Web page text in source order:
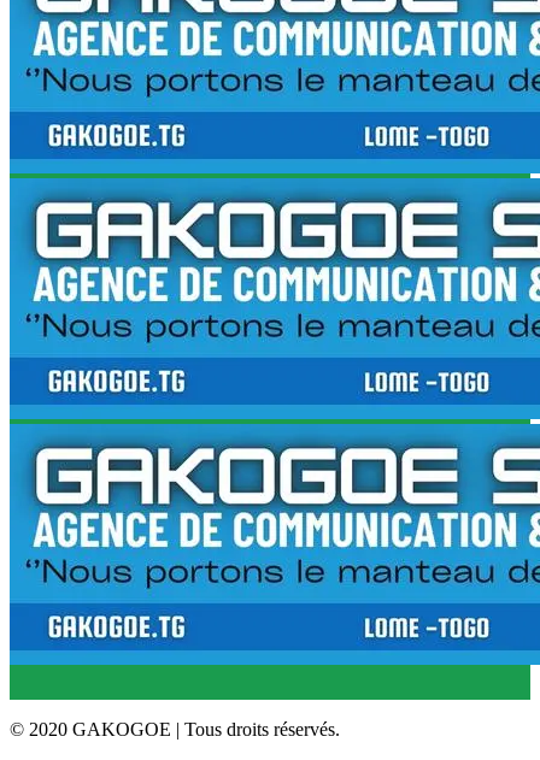
© 2020 GAKOGOE | Tous droits réservés.